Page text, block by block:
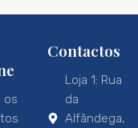
os
Contactos
Loja 1: Rua
da
Alfândega,